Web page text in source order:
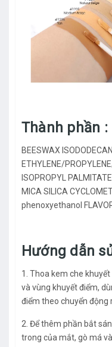
Thành phần :
BEESWAX
ETHYLENE/
ISOPROPYL
MICA SILICA
phenoxyethanol
Hướng dẫn
1. Thoa kem che
và vùng khuyết điểm,
điểm theo chuyển động
2. Để thêm phần bắt
trong của mắt, gò má